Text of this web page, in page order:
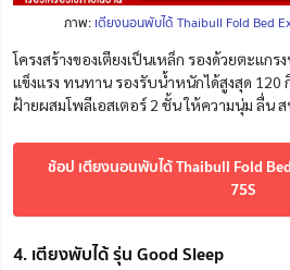
ภาพ: เตียงนอนพับได้ Thaibull Fold Bed
โครงสร้างของเตียงเป็นเหล็ก รองด้วยตะแก
แข็งแรง ทนทาน รองรับน้ำหนักได้สูงสุด 120
ฝ้ายผสมโพลีเอสเตอร์ 2 ชั้น ให้ความนุ่ม ลื่น
ช้อป เตียงนอนพับได้ Thaibull Fold
75S
4. เตียงพับได้ รุ่น Good Sleep